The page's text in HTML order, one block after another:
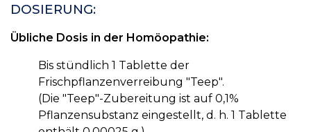
DOSIERUNG:
Übliche Dosis in der Homöopathie:
Bis stündlich 1 Tablette der
Frischpflanzenverreibung "Teep".
(Die "Teep"-Zubereitung ist auf 0,1%
Pflanzensubstanz eingestellt, d. h. 1 Tablette